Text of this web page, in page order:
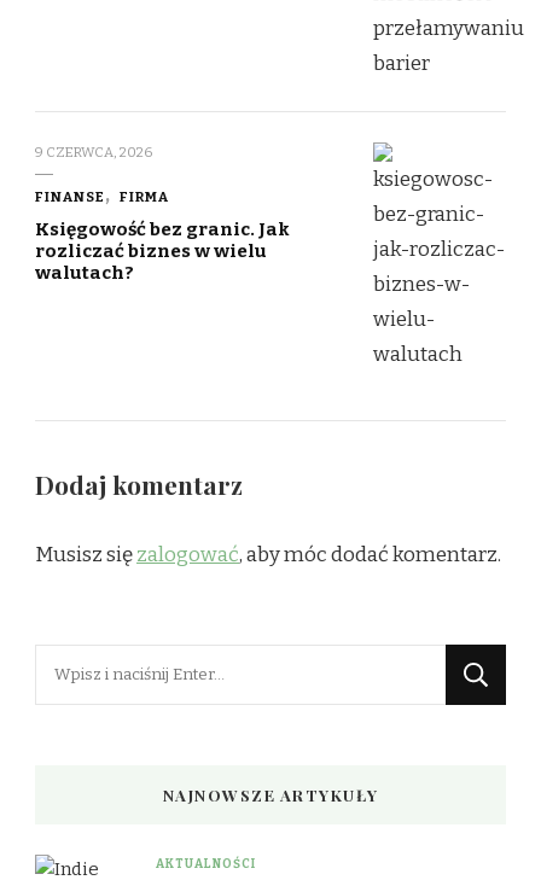
9 CZERWCA, 2026
FINANSE FIRMA
Księgowość bez granic. Jak
rozliczać biznes w wielu
walutach?
Dodaj komentarz
Musisz sięzalogować, aby móc dodać komentarz.
NAJNOWSZE ARTYKUŁY
AKTUALNOŚCI